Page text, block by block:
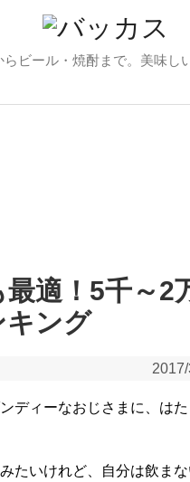
らビール・焼酎まで。美味し
適！5千～2
キング
ディーなおじさまに、は
たいけれど、自分は飲ま